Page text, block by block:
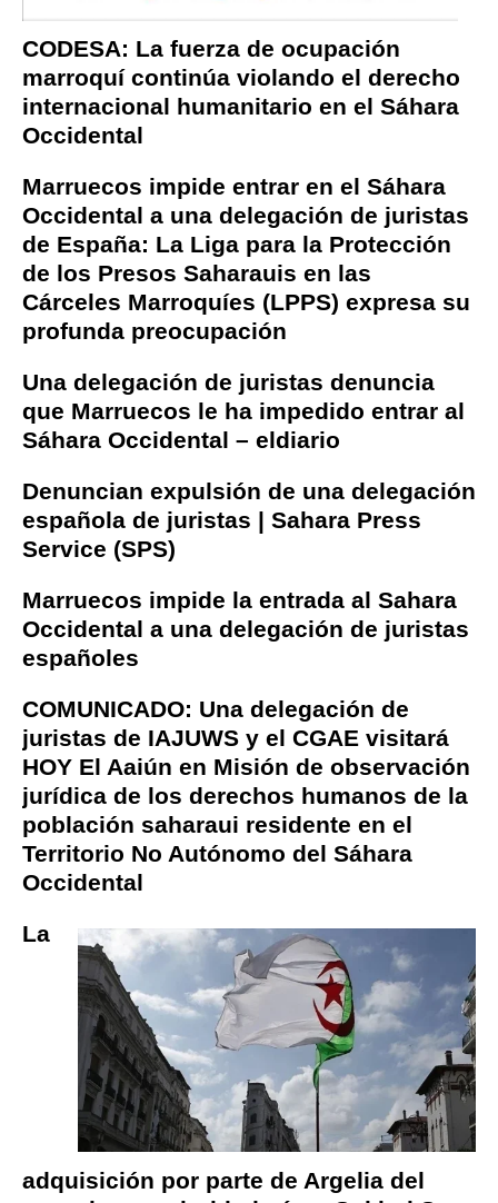
CODESA: La fuerza de ocupación
marroquí continúa violando el derecho
internacional humanitario en el Sáhara
Occidental
Marruecos impide entrar en el Sáhara
Occidental a una delegación de juristas
de España: La Liga para la Protección
de los Presos Saharauis en las
Cárceles Marroquíes (LPPS) expresa su
profunda preocupación
Una delegación de juristas denuncia
que Marruecos le ha impedido entrar al
Sáhara Occidental – eldiario
Denuncian expulsión de una delegación
española de juristas | Sahara Press
Service (SPS)
Marruecos impide la entrada al Sahara
Occidental a una delegación de juristas
españoles
COMUNICADO: Una delegación de
juristas de IAJUWS y el CGAE visitará
HOY El Aaiún en Misión de observación
jurídica de los derechos humanos de la
población saharaui residente en el
Territorio No Autónomo del Sáhara
Occidental
La
adquisición por parte de Argelia del